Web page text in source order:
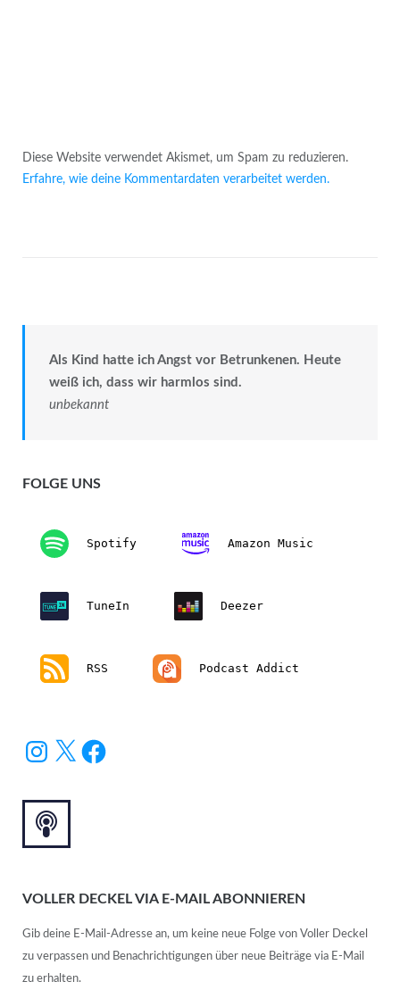
Diese Website verwendet Akismet, um Spam zu reduzieren.
Erfahre, wie deine Kommentardaten verarbeitet werden.
Als Kind hatte ich Angst vor Betrunkenen. Heute
weiß ich, dass wir harmlos sind.
unbekannt
FOLGE UNS
Spotify Amazon Music
TuneIn Deezer
RSS Podcast Addict
VOLLER DECKEL VIA E-MAIL ABONNIEREN
Gib deine E-Mail-Adresse an, um keine neue Folge von Voller Deckel
zu verpassen und Benachrichtigungen über neue Beiträge via E-Mail
zu erhalten.